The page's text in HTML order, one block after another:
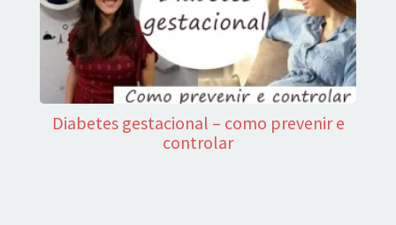
Diabetes gestacional – como prevenir e
controlar